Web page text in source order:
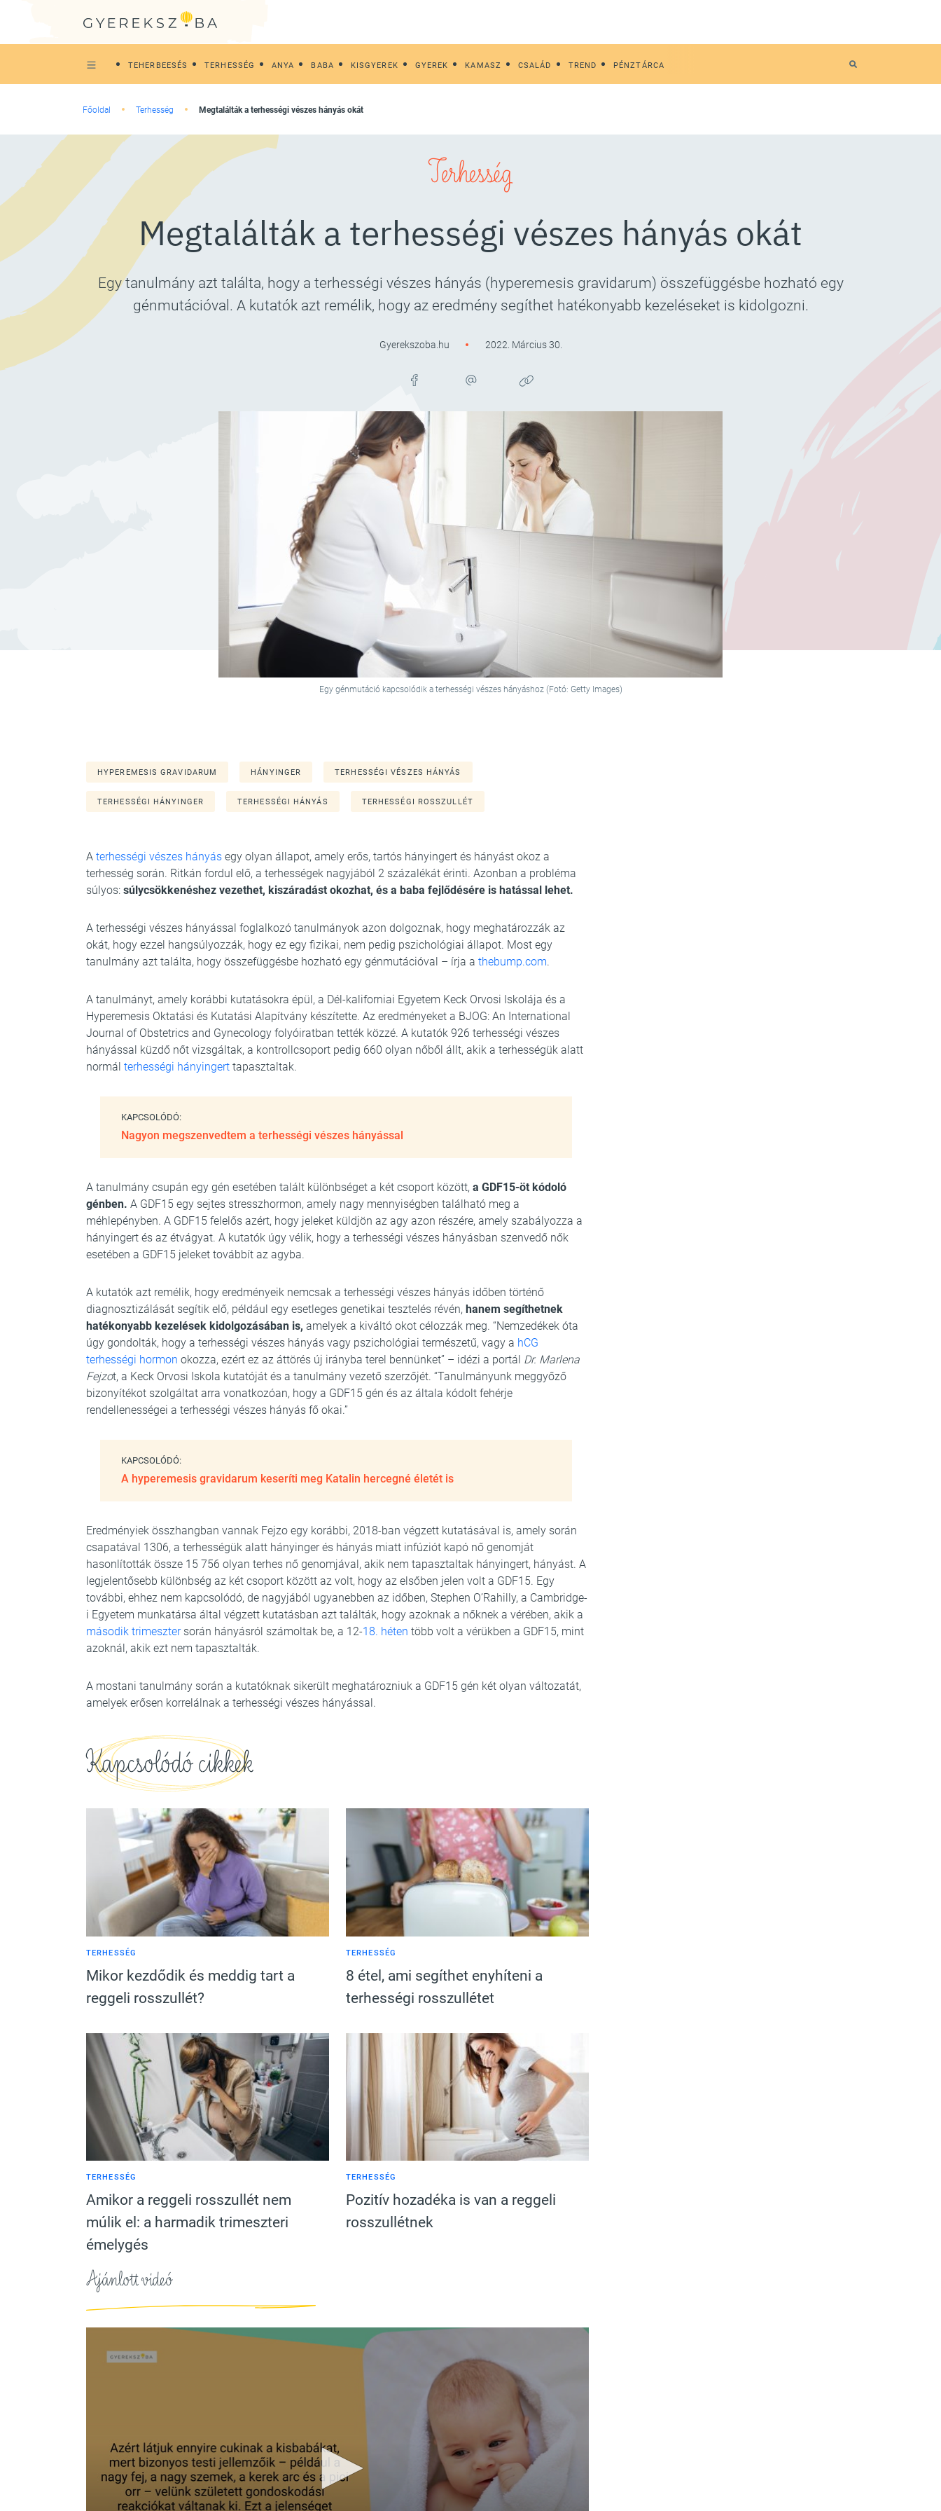
TEHERBEESÉS TERHESSÉG ANYA BABA KISGYEREK GYEREK KAMASZ CSALÁD TREND PÉNZTÁRCA
Főoldal Terhesség Megtalálták a terhességi vészes hányás okát
Terhesség
Megtalálták a terhességi vészes hányás okát
Egy tanulmány azt találta, hogy a terhességi vészes hányás (hyperemesis gravidarum) összefüggésbe hozható egy
génmutációval. A kutatók azt remélik, hogy az eredmény segíthet hatékonyabb kezeléseket is kidolgozni.
Gyerekszoba.hu 2022. Március 30.
Egy génmutáció kapcsolódik a terhességi vészes hányáshoz (Fotó: Getty Images)
HYPEREMESIS GRAVIDARUM HÁNYINGER TERHESSÉGI VÉSZES HÁNYÁS
TERHESSÉGI HÁNYINGER TERHESSÉGI HÁNYÁS TERHESSÉGI ROSSZULLÉT
A terhességi vészes hányás egy olyan állapot, amely erős, tartós hányingert és hányást okoz a
terhesség során. Ritkán fordul elő, a terhességek nagyjából 2 százalékát érinti. Azonban a probléma
súlyos: súlycsökkenéshez vezethet, kiszáradást okozhat, és a baba fejlődésére is hatással lehet.
A terhességi vészes hányással foglalkozó tanulmányok azon dolgoznak, hogy meghatározzák az
okát, hogy ezzel hangsúlyozzák, hogy ez egy fizikai, nem pedig pszichológiai állapot. Most egy
tanulmány azt találta, hogy összefüggésbe hozható egy génmutációval – írja a thebump.com.
A tanulmányt, amely korábbi kutatásokra épül, a Dél-kaliforniai Egyetem Keck Orvosi Iskolája és a
Hyperemesis Oktatási és Kutatási Alapítvány készítette. Az eredményeket a BJOG: An International
Journal of Obstetrics and Gynecology folyóiratban tették közzé. A kutatók 926 terhességi vészes
hányással küzdő nőt vizsgáltak, a kontrollcsoport pedig 660 olyan nőből állt, akik a terhességük alatt
normál terhességi hányingert tapasztaltak.
KAPCSOLÓDÓ:
Nagyon megszenvedtem a terhességi vészes hányással
A tanulmány csupán egy gén esetében talált különbséget a két csoport között, a GDF15-öt kódoló
génben. A GDF15 egy sejtes stresszhormon, amely nagy mennyiségben található meg a
méhlepényben. A GDF15 felelős azért, hogy jeleket küldjön az agy azon részére, amely szabályozza a
hányingert és az étvágyat. A kutatók úgy vélik, hogy a terhességi vészes hányásban szenvedő nők
esetében a GDF15 jeleket továbbít az agyba.
A kutatók azt remélik, hogy eredményeik nemcsak a terhességi vészes hányás időben történő
diagnosztizálását segítik elő, például egy esetleges genetikai tesztelés révén, hanem segíthetnek
hatékonyabb kezelések kidolgozásában is, amelyek a kiváltó okot célozzák meg. “Nemzedékek óta
úgy gondolták, hogy a terhességi vészes hányás vagy pszichológiai természetű, vagy a hCG
terhességi hormon okozza, ezért ez az áttörés új irányba terel bennünket” – idézi a portál Dr. Marlena
Fejzot, a Keck Orvosi Iskola kutatóját és a tanulmány vezető szerzőjét. “Tanulmányunk meggyőző
bizonyítékot szolgáltat arra vonatkozóan, hogy a GDF15 gén és az általa kódolt fehérje
rendellenességei a terhességi vészes hányás fő okai.”
KAPCSOLÓDÓ:
A hyperemesis gravidarum keseríti meg Katalin hercegné életét is
Eredményiek összhangban vannak Fejzo egy korábbi, 2018-ban végzett kutatásával is, amely során
csapatával 1306, a terhességük alatt hányinger és hányás miatt infúziót kapó nő genomját
hasonlították össze 15 756 olyan terhes nő genomjával, akik nem tapasztaltak hányingert, hányást. A
legjelentősebb különbség az két csoport között az volt, hogy az elsőben jelen volt a GDF15. Egy
további, ehhez nem kapcsolódó, de nagyjából ugyanebben az időben, Stephen O’Rahilly, a Cambridge-
i Egyetem munkatársa által végzett kutatásban azt találták, hogy azoknak a nőknek a vérében, akik a
második trimesztersorán hányásról számoltak be, a 12-18. héten több volt a vérükben a GDF15, mint
azoknál, akik ezt nem tapasztalták.
A mostani tanulmány során a kutatóknak sikerült meghatározniuk a GDF15 gén két olyan változatát,
amelyek erősen korrelálnak a terhességi vészes hányással.
Kapcsolódó cikkek
TERHESSÉG
Mikor kezdődik és meddig tart a
reggeli rosszullét?
TERHESSÉG
8 étel, ami segíthet enyhíteni a
terhességi rosszullétet
TERHESSÉG
Amikor a reggeli rosszullét nem
múlik el: a harmadik trimeszteri
émelygés
TERHESSÉG
Pozitív hozadéka is van a reggeli
rosszullétnek
Ajánlott videó